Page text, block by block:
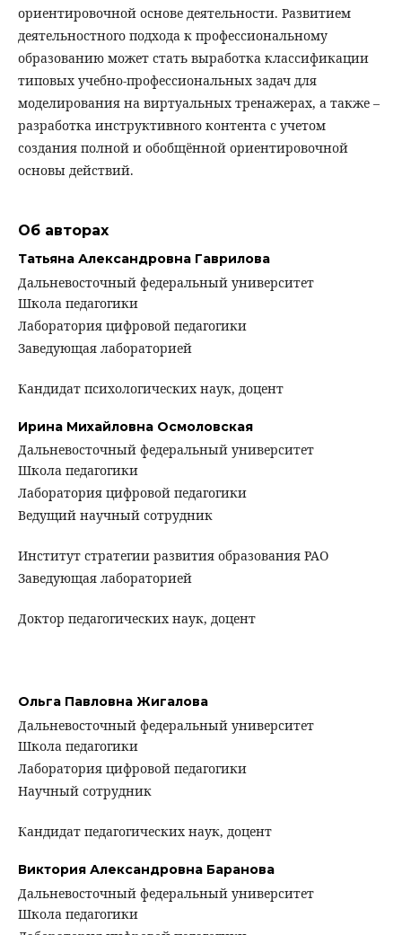
ориентировочной основе деятельности. Развитием
деятельностного подхода к профессиональному
образованию может стать выработка классификации
типовых учебно-профессиональных задач для
моделирования на виртуальных тренажерах, а также –
разработка инструктивного контента с учетом
создания полной и обобщённой ориентировочной
основы действий.
Об авторах
Татьяна Александровна Гаврилова
Дальневосточный федеральный университет
Школа педагогики
Лаборатория цифровой педагогики
Заведующая лабораторией
Кандидат психологических наук, доцент
Ирина Михайловна Осмоловская
Дальневосточный федеральный университет
Школа педагогики
Лаборатория цифровой педагогики
Ведущий научный сотрудник
Институт стратегии развития образования РАО
Заведующая лабораторией
Доктор педагогических наук, доцент
Ольга Павловна Жигалова
Дальневосточный федеральный университет
Школа педагогики
Лаборатория цифровой педагогики
Научный сотрудник
Кандидат педагогических наук, доцент
Виктория Александровна Баранова
Дальневосточный федеральный университет
Школа педагогики